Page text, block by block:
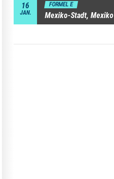
16
JAN.
FORMEL E
Mexiko-Stadt, Mexiko